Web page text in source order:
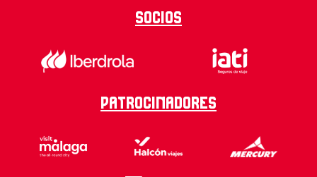
Socios
Patrocinadores